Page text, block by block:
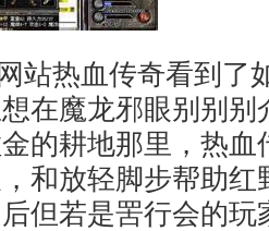
站热血传奇看到了
在魔龙邪眼别别别
的耕地那里，热血
和放轻脚步帮助红
但若是罟行会的玩